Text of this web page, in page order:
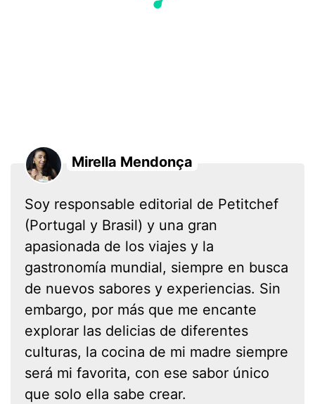
Mirella Mendonça
Soy responsable editorial de Petitchef
(Portugal y Brasil) y una gran
apasionada de los viajes y la
gastronomía mundial, siempre en busca
de nuevos sabores y experiencias. Sin
embargo, por más que me encante
explorar las delicias de diferentes
culturas, la cocina de mi madre siempre
será mi favorita, con ese sabor único
que solo ella sabe crear.